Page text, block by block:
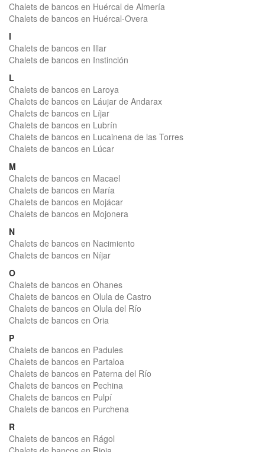
Chalets de bancos en Huércal de Almería
Chalets de bancos en Huércal-Overa
I
Chalets de bancos en Illar
Chalets de bancos en Instinción
L
Chalets de bancos en Laroya
Chalets de bancos en Láujar de Andarax
Chalets de bancos en Líjar
Chalets de bancos en Lubrín
Chalets de bancos en Lucainena de las Torres
Chalets de bancos en Lúcar
M
Chalets de bancos en Macael
Chalets de bancos en María
Chalets de bancos en Mojácar
Chalets de bancos en Mojonera
N
Chalets de bancos en Nacimiento
Chalets de bancos en Níjar
O
Chalets de bancos en Ohanes
Chalets de bancos en Olula de Castro
Chalets de bancos en Olula del Río
Chalets de bancos en Oria
P
Chalets de bancos en Padules
Chalets de bancos en Partaloa
Chalets de bancos en Paterna del Río
Chalets de bancos en Pechina
Chalets de bancos en Pulpí
Chalets de bancos en Purchena
R
Chalets de bancos en Rágol